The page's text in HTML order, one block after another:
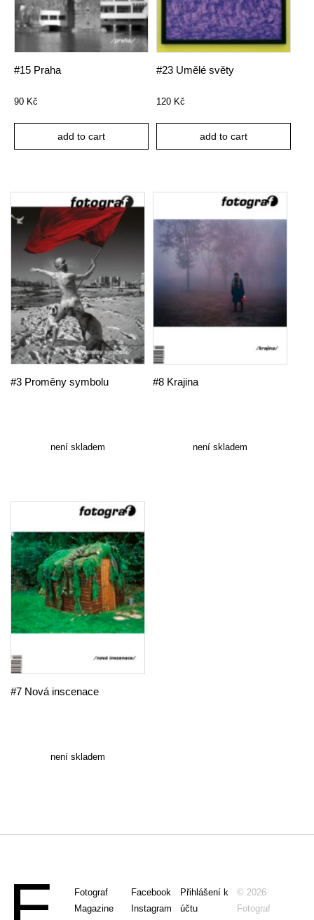
#15 Praha
90 Kč
add to cart
#23 Umělé světy
120 Kč
add to cart
#3 Proměny symbolu
není skladem
#8 Krajina
není skladem
#7 Nová inscenace
není skladem
Fotograf
Magazine
Facebook
Instagram
Přihlášení k
účtu
© 2026
Fotograf